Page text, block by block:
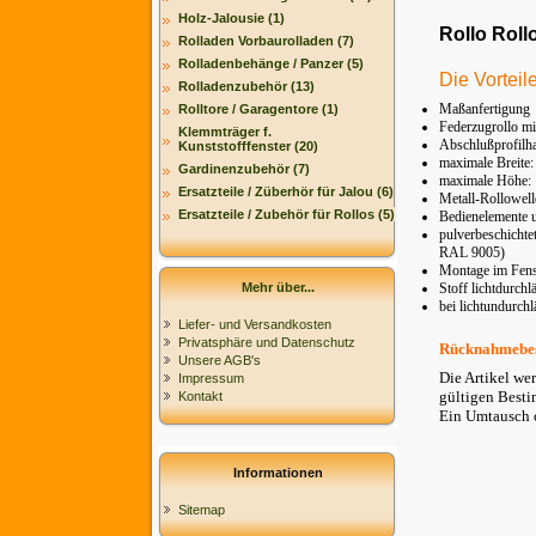
Holz-Jalousie (1)
Rolladen Vorbaurolladen (7)
Rolladenbehänge / Panzer (5)
Rolladenzubehör (13)
Rolltore / Garagentore (1)
Klemmträger f.
Kunststofffenster (20)
Gardinenzubehör (7)
Ersatzteile / Züberhör für Jalou (6)
Ersatzteile / Zubehör für Rollos (5)
Mehr über...
Liefer- und Versandkosten
Privatsphäre und Datenschutz
Unsere AGB's
Impressum
Kontakt
Informationen
Sitemap
Rollo
Die
Maßanfertigung
Federzugrollo
maximale
maximale Höhe:
Metall-
Bedienelemente
RAL 9005)
Montage im
Stoff
bei
Die Artikel
gültigen
Ein Umtausch